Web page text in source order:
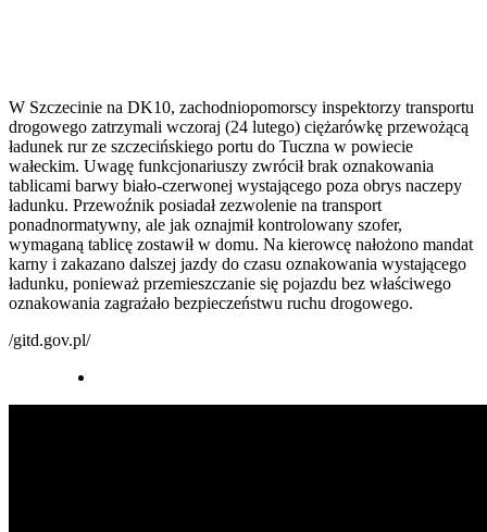
W Szczecinie na DK10, zachodniopomorscy inspektorzy transportu
drogowego zatrzymali wczoraj (24 lutego) ciężarówkę przewożącą
ładunek rur ze szczecińskiego portu do Tuczna w powiecie
wałeckim. Uwagę funkcjonariuszy zwrócił brak oznakowania
tablicami barwy biało-czerwonej wystającego poza obrys naczepy
ładunku. Przewoźnik posiadał zezwolenie na transport
ponadnormatywny, ale jak oznajmił kontrolowany szofer,
wymaganą tablicę zostawił w domu. Na kierowcę nałożono mandat
karny i zakazano dalszej jazdy do czasu oznakowania wystającego
ładunku, ponieważ przemieszczanie się pojazdu bez właściwego
oznakowania zagrażało bezpieczeństwu ruchu drogowego.
/gitd.gov.pl/